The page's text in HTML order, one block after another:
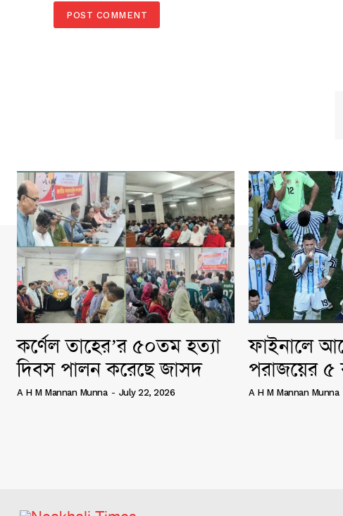
কর্ণেল তাহের’র ৫০তম হত্যা
দিবস পালন করেছে জাসদ
A H M Mannan Munna - July 22, 2026
ফাইনালে
পরাজয়ের ৫
A H M Mannan Munna